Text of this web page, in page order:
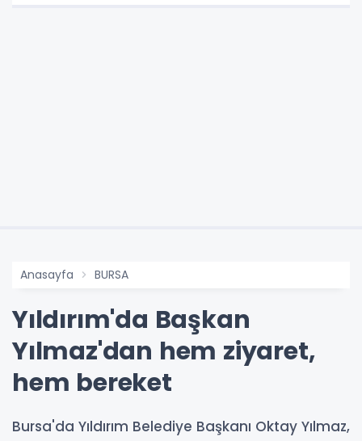
Anasayfa BURSA
Yıldırım'da Başkan
Yılmaz'dan hem ziyaret,
hem bereket
Bursa'da Yıldırım Belediye Başkanı Oktay Yılmaz,